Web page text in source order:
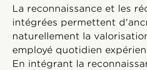
La reconnaissance et les
intégrées permettent
naturellement la
employé quotidien
En intégrant la